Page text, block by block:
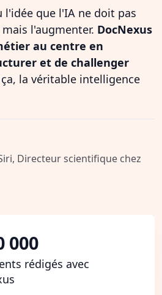
l'idée que l'IA ne doit pas
l'augmenter. DocNexus
au centre en
et de challenger
ça, la véritable intelligence
Directeur scientifique chez
000
rédigés avec